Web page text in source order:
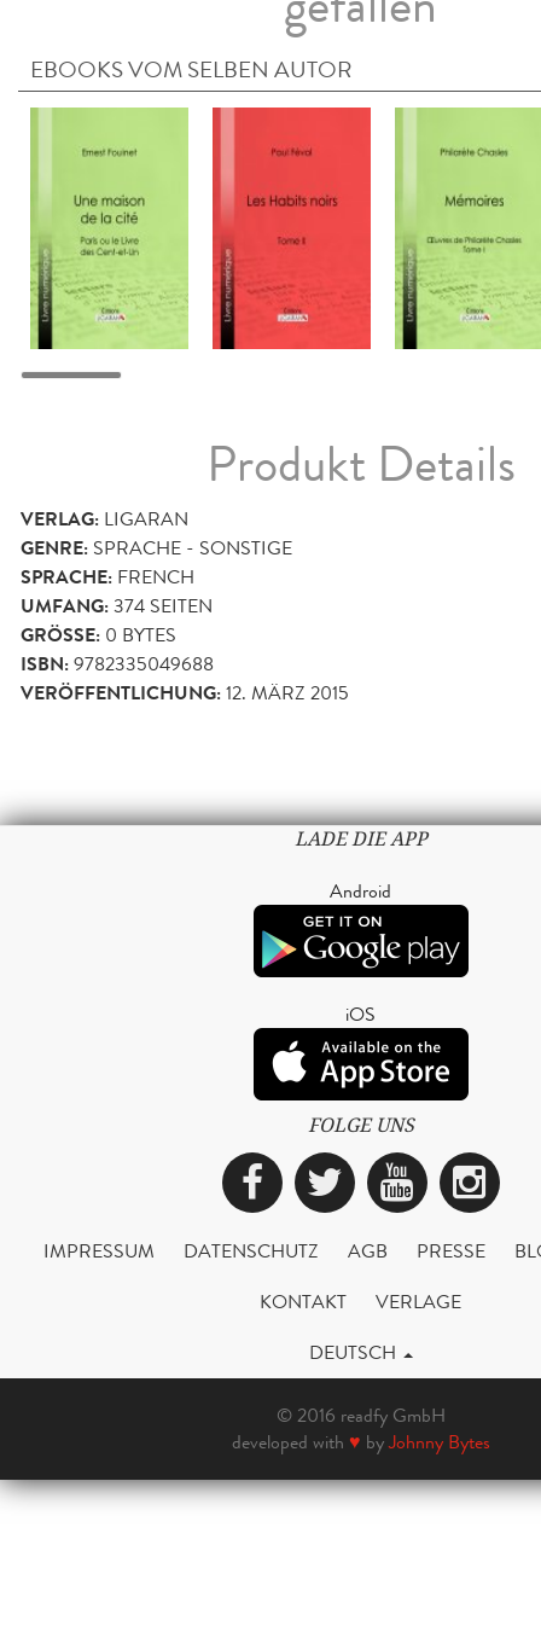
EBOOKS VOM SELBEN AUTOR
Produkt Details
VERLAG: LIGARAN
GENRE: SPRACHE - SONSTIGE
SPRACHE: FRENCH
UMFANG:374 SEITEN
GRÖSSE: 0 BYTES
ISBN:9782335049688
VERÖFFENTLICHUNG:12. MÄRZ 2015
LADE DIE APP
Android
iOS
FOLGE UNS
Facebook
Twitter
IMPRESSUM DATENSCHUTZ AGB PRESSE
KONTAKT
VERLAGE
DEUTSCH
© 2016 readfy GmbH
developed with ♥ byJohnny Bytes